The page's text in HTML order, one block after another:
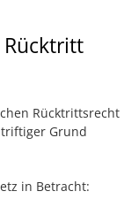
Rücktritt
Rücktrittsrecht
Grund
in Betracht: